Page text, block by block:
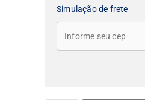
Simulação de frete